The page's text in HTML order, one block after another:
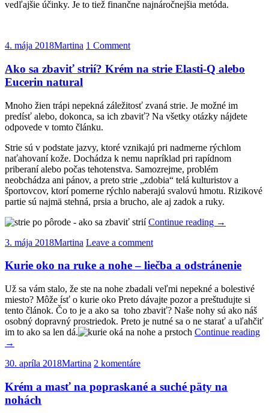
vedľajšie účinky. Je to tiež finančne najnáročnejšia metóda.
4. mája 2018Martina 1 Comment
Ako sa zbaviť strií? Krém na strie Elasti-Q alebo
Eucerin natural
Mnoho žien trápi nepekná záležitosť zvaná strie. Je možné im
predísť alebo, dokonca, sa ich zbaviť? Na všetky otázky nájdete
odpovede v tomto článku.
Strie sú v podstate jazvy, ktoré vznikajú pri nadmerne rýchlom
naťahovaní kože. Dochádza k nemu napríklad pri rapídnom
priberaní alebo počas tehotenstva. Samozrejme, problém
neobchádza ani pánov, a preto strie „zdobia“ telá kulturistov a
športovcov, ktorí pomerne rýchlo naberajú svalovú hmotu. Rizikové
partie sú najmä stehná, prsia a brucho, ale aj zadok a ruky.
Continue reading →
3. mája 2018Martina Leave a comment
Kurie oko na ruke a nohe – liečba a odstránenie
Už sa vám stalo, že ste na nohe zbadali veľmi nepekné a bolestivé
miesto? Môže ísť o kurie oko Preto dávajte pozor a preštudujte si
tento článok. Čo to je a ako sa toho zbaviť? Naše nohy sú ako náš
osobný dopravný prostriedok. Preto je nutné sa o ne starať a uľahčiť
im to ako sa len dá.
Continue reading
→
30. apríla 2018Martina 2 komentáre
Krém a masť na popraskané a suché päty na
nohách